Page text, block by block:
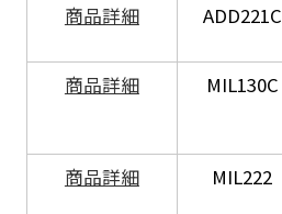
商品詳細
ADD221C
商品詳細
MIL130C
商品詳細
MIL222